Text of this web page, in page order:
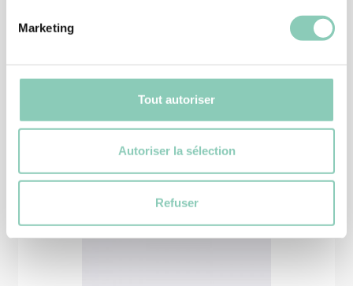
Marketing
Tout autoriser
Autoriser la sélection
Refuser
BOTTINE DORDOGNE
37,90 €
Produits similaires